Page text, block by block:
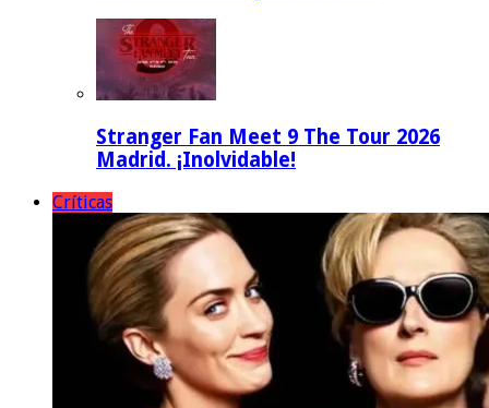
Stranger Fan Meet 9 The Tour 2026
Madrid. ¡Inolvidable!
Críticas